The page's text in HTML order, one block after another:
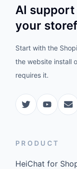
AI
your
Start with the
the website install
requires it.
PRODUCT
HeiChat for